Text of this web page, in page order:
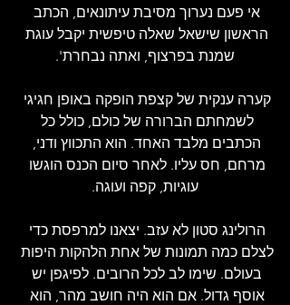
אי פעם נערוך מסיבת עיתונאים, הכתב
הראשון שישאל שאלה טיפשית יקבל עוגת
שמנת בפרצוף, ואתה נבחרת'.
קערה ענקית של קצפת הופקה באופן חגיגי
לשמחתם הברורה של כולם, כולל כל
הכתבים מלבד האחד. הוא התכווץ ודני,
מרחם, חס עליו. לאחר סיום הכנס הוגשו
עוגיות, קפה ועוגה.
הרולינג סטון לא עזב. יצאנו למרפסת כדי
לצלם כמה תמונות של אחת הלהקות היפות
בעולם. שימו לב לכל הרובים. לפיגפן יש
אוסף גדול. אם הוא היה חושב מהר, הוא